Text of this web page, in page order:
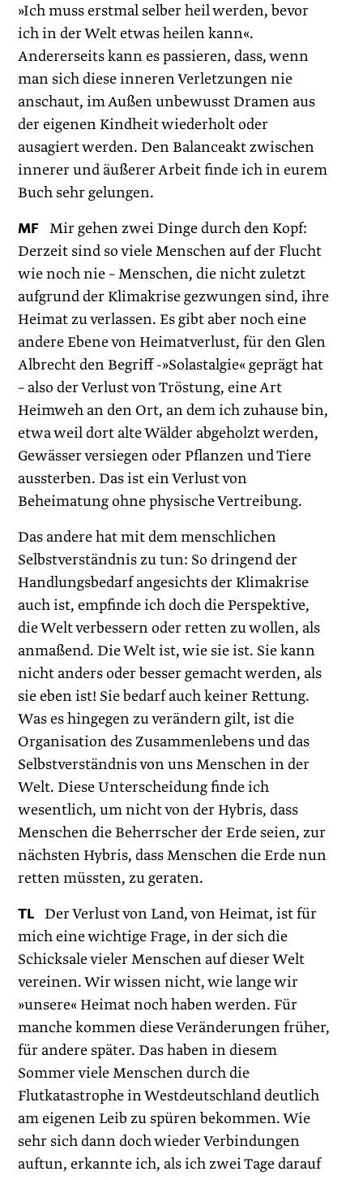
»Ich muss erstmal selber heil werden, bevor
ich in der Welt etwas heilen kann«.
Andererseits kann es passieren, dass, wenn
man sich diese inneren Verletzungen nie
anschaut, im Außen unbewusst Dramen aus
der eigenen Kindheit wiederholt oder
ausagiert werden. Den Balanceakt zwischen
innerer und äußerer Arbeit finde ich in eurem
Buch sehr gelungen.
MF Mir gehen zwei Dinge durch den Kopf:
Derzeit sind so viele Menschen auf der Flucht
wie noch nie – Menschen, die nicht zuletzt
aufgrund der Klimakrise gezwungen sind, ihre
Heimat zu verlassen. Es gibt aber noch eine
andere Ebene von Heimatverlust, für den Glen
Albrecht den Begriff -»Solastalgie« geprägt hat
– also der Verlust von Tröstung, eine Art
Heimweh an den Ort, an dem ich zuhause bin,
etwa weil dort alte Wälder abgeholzt werden,
Gewässer versiegen oder Pflanzen und Tiere
aussterben. Das ist ein Verlust von
Beheimatung ohne physische Vertreibung.
Das andere hat mit dem menschlichen
Selbstverständnis zu tun: So dringend der
Handlungsbedarf angesichts der Klimakrise
auch ist, empfinde ich doch die Perspektive,
die Welt verbessern oder retten zu wollen, als
anmaßend. Die Welt ist, wie sie ist. Sie kann
nicht anders oder besser gemacht werden, als
sie eben ist! Sie bedarf auch keiner Rettung.
Was es hingegen zu verändern gilt, ist die
Organisation des Zusammenlebens und das
Selbstverständnis von uns Menschen in der
Welt. Diese Unterscheidung finde ich
wesentlich, um nicht von der Hybris, dass
Menschen die Beherrscher der Erde seien, zur
nächsten Hybris, dass Menschen die Erde nun
retten müssten, zu geraten.
TL Der Verlust von Land, von Heimat, ist für
mich eine wichtige Frage, in der sich die
Schicksale vieler Menschen auf dieser Welt
vereinen. Wir wissen nicht, wie lange wir
»unsere« Heimat noch haben werden. Für
manche kommen diese Veränderungen früher,
für andere später. Das haben in diesem
Sommer viele Menschen durch die
Flutkatastrophe in Westdeutschland deutlich
am eigenen Leib zu spüren bekommen. Wie
sehr sich dann doch wieder Verbindungen
auftun, erkannte ich, als ich zwei Tage darauf